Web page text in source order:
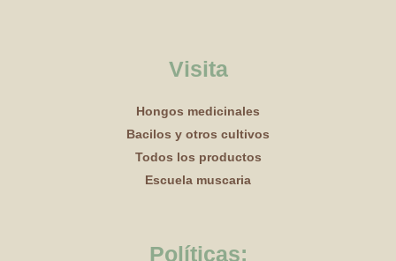
Visita
Hongos medicinales
Bacilos y otros cultivos
Todos los productos
Escuela muscaria
Políticas: